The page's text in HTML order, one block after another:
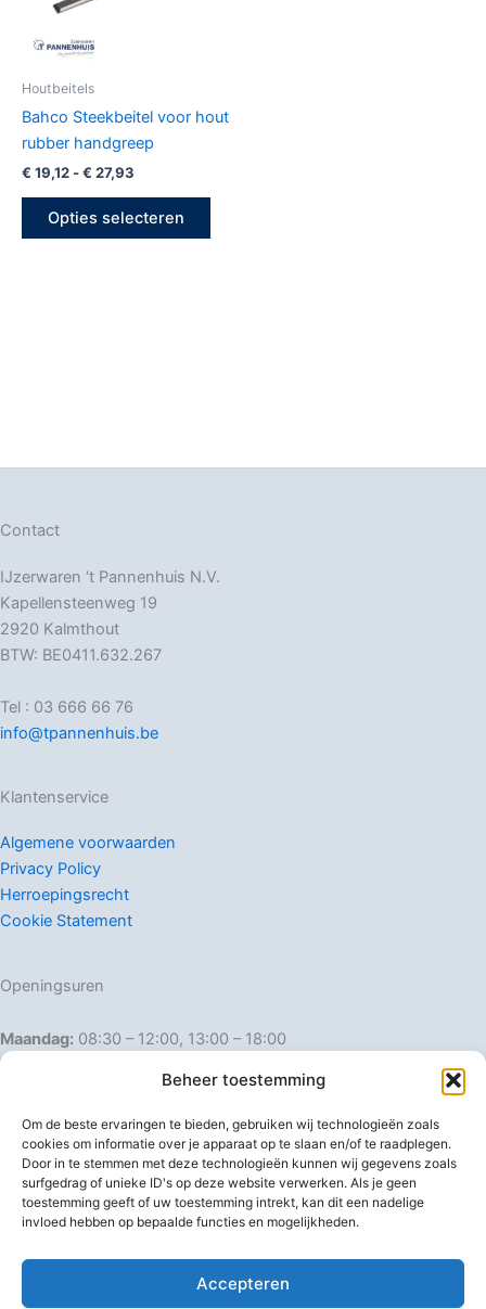
Beheer toestemming
Om de beste ervaringen te bieden, gebruiken wij technologieën zoals
cookies om informatie over je apparaat op te slaan en/of te raadplegen.
Door in te stemmen met deze technologieën kunnen wij gegevens zoals
surfgedrag of unieke ID's op deze website verwerken. Als je geen
toestemming geeft of uw toestemming intrekt, kan dit een nadelige
invloed hebben op bepaalde functies en mogelijkheden.
Accepteren
Houtbeitels
Bahco Steekbeitel voor hout
rubber handgreep
€ 19,12 -€ 27,93
Opties selecteren
op
Contact
IJzerwaren ‘t Pannenhuis N.V.
Kapellensteenweg 19
2920 Kalmthout
BTW: BE0411.632.267
Tel : 03 666 66 76
info@tpannenhuis.be
Klantenservice
Algemene voorwaarden
Privacy Policy
Herroepingsrecht
Cookie Statement
Openingsuren
Maandag: 08:30 – 12:00, 13:00 – 18:00
Dinsdag:
08:30 – 12:00, 13:00 – 18:00
Donderdag: 08:30 – 12:00, 13:00 – 18:00
Vrijdag: 08:30 – 12:00, 13:00 – 18:00
Zaterdag: 08:30 – 16:00
Zondag: Gesloten